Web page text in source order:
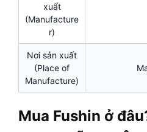
xuất
(Manufacture
r)
Nơi sản xuất
(Place of
Manufacture)
Mua Fushin ở